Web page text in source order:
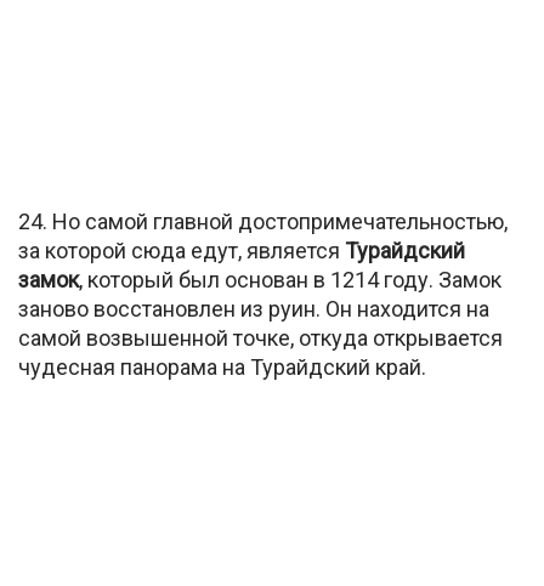
24. Но самой главной достопримечательностью,
за которой сюда едут, является Турайдский
замок, который был основан в 1214 году. Замок
заново восстановлен из руин. Он находится на
самой возвышенной точке, откуда открывается
чудесная панорама на Турайдский край.